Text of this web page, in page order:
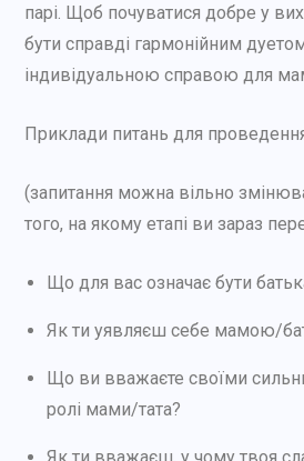
парі. Щоб почуватися добре у
бути справді гармонійним
індивідуальною справою для
Приклади питань для проведення
(запитання можна вільно
того, на якому етапі ви зараз
Що для вас означає бути
Як ти уявляєш себе мамою/
Що ви вважаєте своїми
ролі мами/тата?